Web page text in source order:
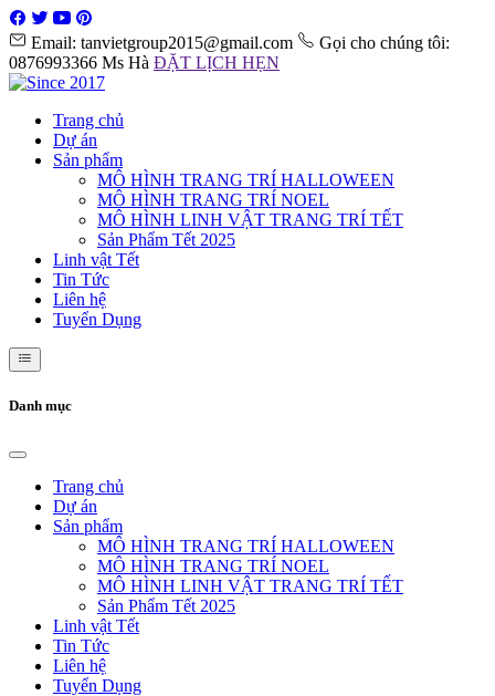
Email: tanvietgroup2015@gmail.com
Gọi cho chúng tôi:
0876993366 Ms Hà ĐẶT LỊCH HẸN
Trang chủ
Dự án
Sản phẩm
MÔ HÌNH TRANG TRÍ HALLOWEEN
MÔ HÌNH TRANG TRÍ NOEL
MÔ HÌNH LINH VẬT TRANG TRÍ TẾT
Sản Phẩm Tết 2025
Linh vật Tết
Tin Tức
Liên hệ
Tuyển Dụng
Danh mục
Trang chủ
Dự án
Sản phẩm
MÔ HÌNH TRANG TRÍ HALLOWEEN
MÔ HÌNH TRANG TRÍ NOEL
MÔ HÌNH LINH VẬT TRANG TRÍ TẾT
Sản Phẩm Tết 2025
Linh vật Tết
Tin Tức
Liên hệ
Tuyển Dụng